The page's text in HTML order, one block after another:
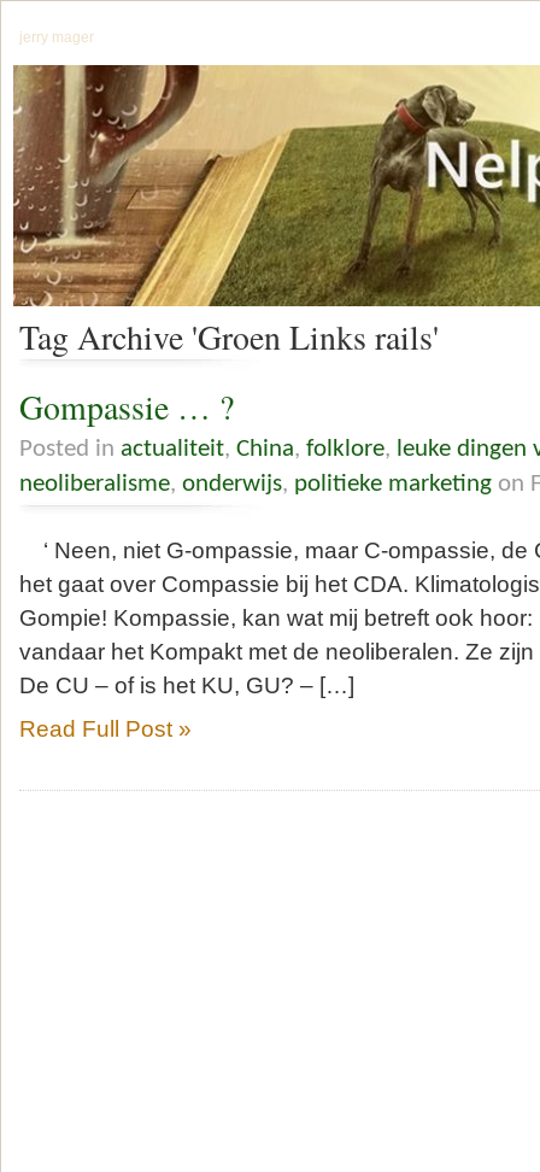
jerry mager
Tag Archive 'Groen Links rails'
Gompassie … ?
Posted in actualiteit, China, folklore, leuke dingen
neoliberalisme, onderwijs, politieke marketing on
‘ Neen, niet G-ompassie, maar C-ompassie, de
het gaat over Compassie bij het CDA.
Gompie! Kompassie, kan wat mij betreft ook
vandaar het Kompakt met de neoliberalen. Ze
De CU – of is het KU, GU? – […]
Read Full Post »